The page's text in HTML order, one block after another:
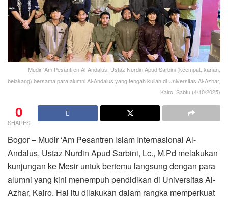
Mudir 'Am Pesantren Al-Andalus, Ustaz Nurdin Apud Sarbini (keempat, kanan,
belakang) bersama para alumni Al-Andalus yang tengah kuliah di Universitas Al-Azhar,
Kairo, Sabtu (4/10/2025)
0
SHARES
Bogor – Mudir ‘Am Pesantren Islam Internasional Al-
Andalus, Ustaz Nurdin Apud Sarbini, Lc., M.Pd melakukan
kunjungan ke Mesir untuk bertemu langsung dengan para
alumni yang kini menempuh pendidikan di Universitas Al-
Azhar, Kairo. Hal itu dilakukan dalam rangka memperkuat